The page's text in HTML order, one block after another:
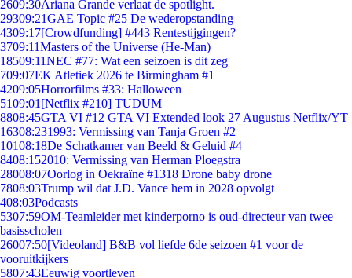
2609:30Ariana Grande verlaat de spotlight.
29309:21GAE Topic #25 De wederopstanding
4309:17[Crowdfunding] #443 Rentestijgingen?
3709:11Masters of the Universe (He-Man)
18509:11NEC #77: Wat een seizoen is dit zeg
709:07EK Atletiek 2026 te Birmingham #1
4209:05Horrorfilms #33: Halloween
5109:01 [Netflix #210] TUDUM
8808:45GTA VI #12 GTA VI Extended look 27 Augustus Netflix/YT
16308:231993: Vermissing van Tanja Groen #2
10108:18De Schatkamer van Beeld & Geluid #4
8408:152010: Vermissing van Herman Ploegstra
28008:07Oorlog in Oekraïne #1318 Drone baby drone
7808:03Trump wil dat J.D. Vance hem in 2028 opvolgt
408:03Podcasts
5307:59OM-Teamleider met kinderporno is oud-directeur van twee
basisscholen
26007:50[Videoland] B&B vol liefde 6de seizoen #1 voor de
vooruitkijkers
5807:43Eeuwig voortleven